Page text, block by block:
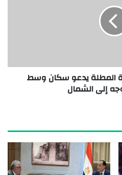
يدعو سكان وسط
إلى الشمال